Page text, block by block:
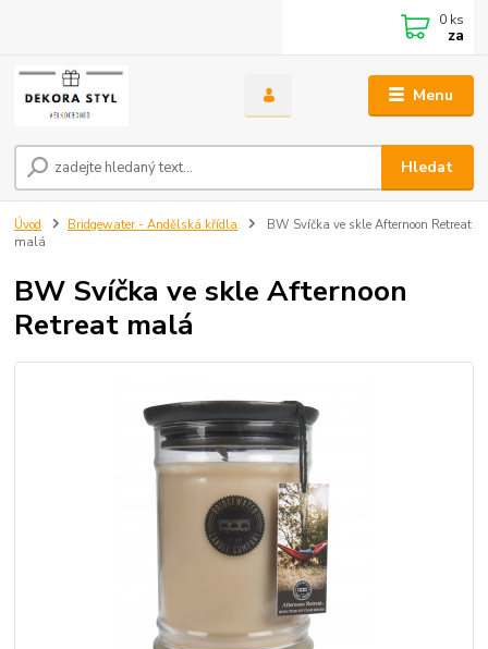
Menu
Hledat
0 ks
za
Úvod Bridgewater - Andělská křídla
BW Svíčka ve skle Afternoon Retreat
malá
BW Svíčka ve skle Afternoon
Retreat malá